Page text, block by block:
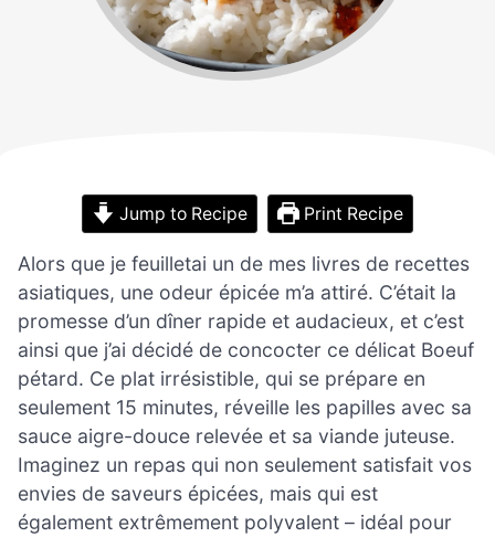
Jump to Recipe Print Recipe
Alors que je feuilletai un de mes livres de recettes
asiatiques, une odeur épicée m’a attiré. C’était la
promesse d’un dîner rapide et audacieux, et c’est
ainsi que j’ai décidé de concocter ce délicat Boeuf
pétard. Ce plat irrésistible, qui se prépare en
seulement 15 minutes, réveille les papilles avec sa
sauce aigre-douce relevée et sa viande juteuse.
Imaginez un repas qui non seulement satisfait vos
envies de saveurs épicées, mais qui est
également extrêmement polyvalent – idéal pour